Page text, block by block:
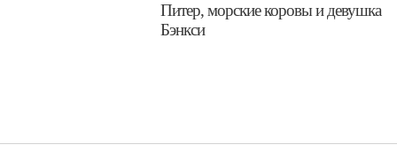
​Питер, морские коровы и девушка
Бэнкси